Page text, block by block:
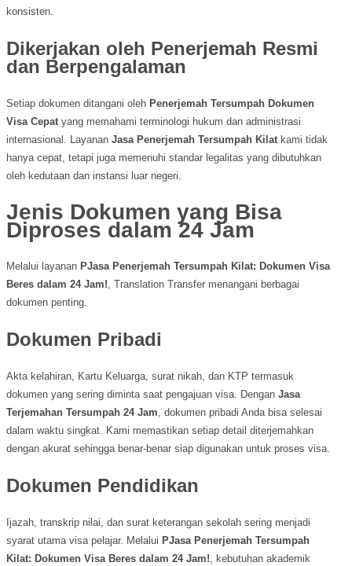
konsisten.
Dikerjakan oleh Penerjemah Resmi
dan Berpengalaman
Setiap dokumen ditangani oleh Penerjemah Tersumpah Dokumen
Visa Cepatyang memahami terminologi hukum dan administrasi
internasional. Layanan Jasa Penerjemah Tersumpah Kilatkami tidak
hanya cepat, tetapi juga memenuhi standar legalitas yang dibutuhkan
oleh kedutaan dan instansi luar negeri.
Jenis Dokumen yang Bisa
Diproses dalam 24 Jam
Melalui layanan PJasa Penerjemah Tersumpah Kilat: Dokumen Visa
Beres dalam 24 Jam!, Translation Transfer menangani berbagai
dokumen penting.
Dokumen Pribadi
Akta kelahiran, Kartu Keluarga, surat nikah, dan KTP termasuk
dokumen yang sering diminta saat pengajuan visa. Dengan Jasa
Terjemahan Tersumpah 24 Jam, dokumen pribadi Anda bisa selesai
dalam waktu singkat. Kami memastikan setiap detail diterjemahkan
dengan akurat sehingga benar-benar siap digunakan untuk proses visa.
Dokumen Pendidikan
Ijazah, transkrip nilai, dan surat keterangan sekolah sering menjadi
syarat utama visa pelajar. Melalui PJasa Penerjemah Tersumpah
Kilat: Dokumen Visa Beres dalam 24 Jam!, kebutuhan akademik